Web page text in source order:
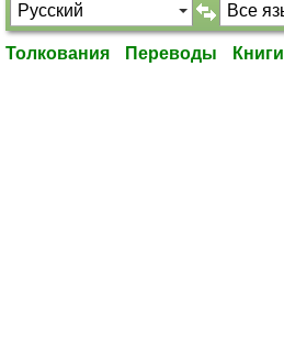
Толкования Переводы Книги